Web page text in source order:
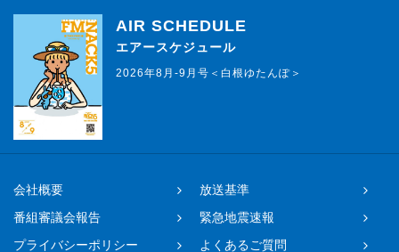
AIR SCHEDULE
エアースケジュール
2026年8月-9月号＜白根ゆたんぽ＞
会社概要
放送基準
番組審議会報告
緊急地震速報
プライバシーポリシー
よくあるご質問